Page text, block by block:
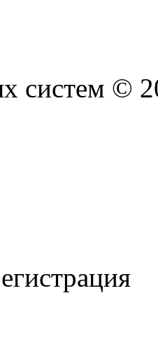
систем ©